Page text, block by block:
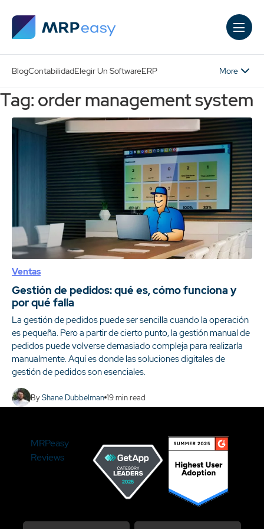
BlogContabilidadElegir Un SoftwareERP More
Tag: order management system
Ventas
Gestión de pedidos: qué es, cómo funciona y
por qué falla
La gestión de pedidos puede ser sencilla cuando la operación
es pequeña. Pero a partir de cierto punto, la gestión manual de
pedidos puede volverse demasiado compleja para realizarla
manualmente. Aquí es donde las soluciones digitales de
gestión de pedidos son esenciales.
ByShane Dubbelman 19min read
MRPeasy
Reviews